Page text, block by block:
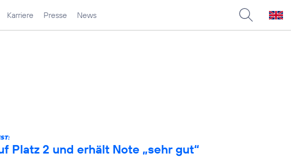
Karriere Presse News
Platz 2 und erhält Note „sehr gut“